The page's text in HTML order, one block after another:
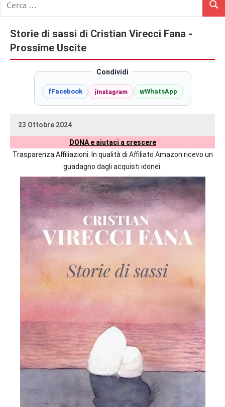
I
Libri
e
non
solo.
Recensioni,
delle
autrici
straniere.
per:
Storie di sassi di Cristian Virecci Fana -
Prossime Uscite
Condividi
fFacebook iInstagram wWhatsApp
23 Ottobre 2024
DONA e aiutaci a crescere
Trasparenza Affiliazioni: In qualità di Affiliato Amazon ricevo un
guadagno dagli acquisti idonei.